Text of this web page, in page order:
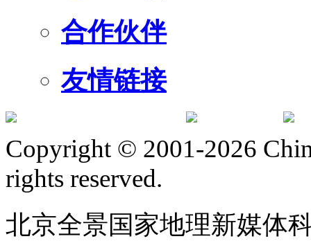
合作伙伴
友情链接
Copyright © 2001-2026
rights reserved.
北京全景国家地理新媒体